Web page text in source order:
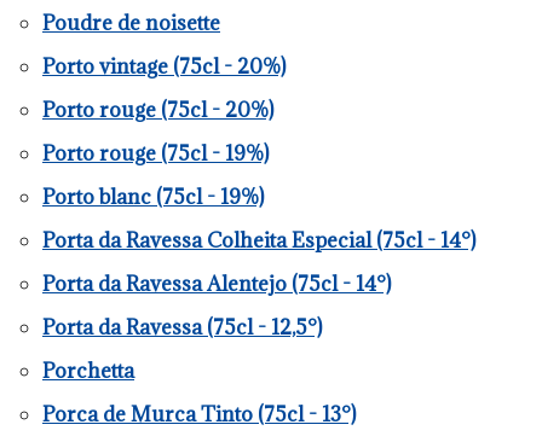
Poudre de noisette
Porto vintage (75cl - 20%)
Porto rouge (75cl - 20%)
Porto rouge (75cl - 19%)
Porto blanc (75cl - 19%)
Porta da Ravessa Colheita Especial (75cl - 14°)
Porta da Ravessa Alentejo (75cl - 14°)
Porta da Ravessa (75cl - 12,5°)
Porchetta
Porca de Murca Tinto (75cl - 13°)